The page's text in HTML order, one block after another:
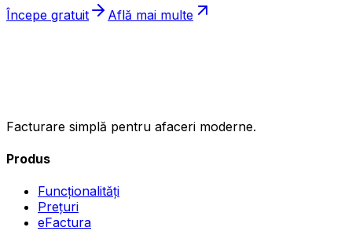
Începe gratuit Află mai multe
Facturare simplă pentru afaceri moderne.
Produs
Funcționalități
Prețuri
eFactura